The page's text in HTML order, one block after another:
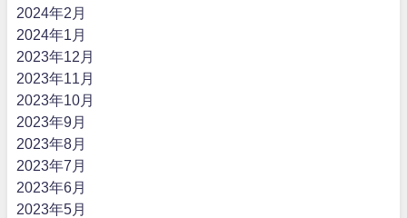
2024年2月
2024年1月
2023年12月
2023年11月
2023年10月
2023年9月
2023年8月
2023年7月
2023年6月
2023年5月